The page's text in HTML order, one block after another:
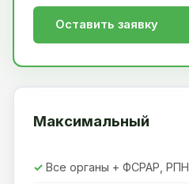
Оставить заявку
Максимальный
Все органы + ФСРАР, РПН